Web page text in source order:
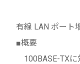
有線 LAN ポート
■概要
100BASE-TXに